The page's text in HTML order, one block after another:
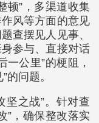
顿”，多渠道收集
风等方面的意见
查摆见人见事、
参与、直接对话
公里”的梗阻，
的问题。
坚之战”。针对查
”，确保整改落实